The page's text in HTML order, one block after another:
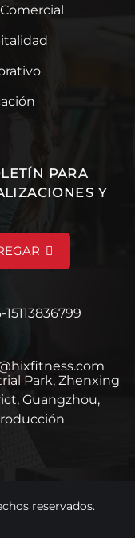
PARA
Y
15113836799
Park, Zhenxing
Guangzhou,
reservados.